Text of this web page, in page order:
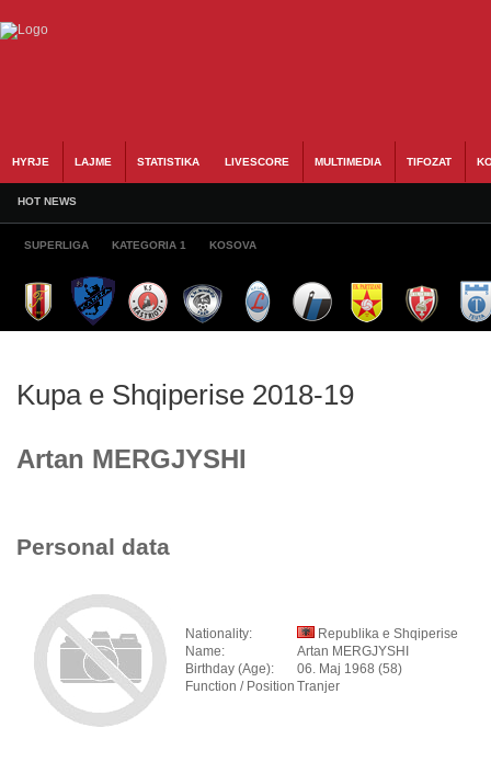
HYRJE LAJME STATISTIKA LIVESCORE MULTIMEDIA TIFOZAT
HOT NEWS
SUPERLIGA KATEGORIA 1 KOSOVA
Kupa e Shqiperise 2018-19
Artan MERGJYSHI
Personal data
Nationality:
Republika e Shqiperise
Name:
Artan MERGJYSHI
Birthday (Age):
06. Maj 1968 (58)
Function / Position Tranjer